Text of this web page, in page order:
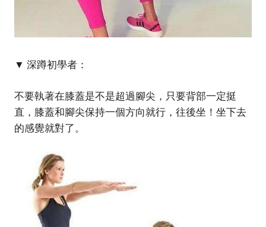
▼ 深蹲初學者：
不要執著在膝蓋是不是超過腳尖，只要背部一定挺
直，膝蓋和腳尖保持一個方向就行，往後坐！坐下去
的感覺就對了。